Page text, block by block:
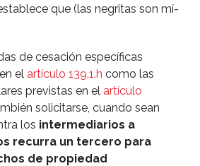
que (las negritas son mí­
de cesación especí­ficas
el artí­culo 139.1.h como las
previstas en el artí­culo
solicitarse, cuando sean
los intermediarios a
recurra un tercero para
de propiedad